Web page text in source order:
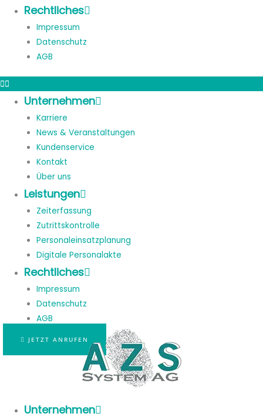
Rechtliches
Impressum
Datenschutz
AGB
Unternehmen
Karriere
News & Veranstaltungen
Kundenservice
Kontakt
Über uns
Leistungen
Zeiterfassung
Zutrittskontrolle
Personaleinsatzplanung
Digitale Personalakte
Rechtliches
Impressum
Datenschutz
AGB
JETZT ANRUFEN
Unternehmen